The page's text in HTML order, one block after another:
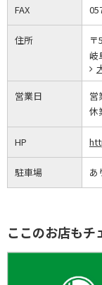
FAX
住所
〒
岐
営業日 営
休
HP
駐車場 あ
ここのお店もチ